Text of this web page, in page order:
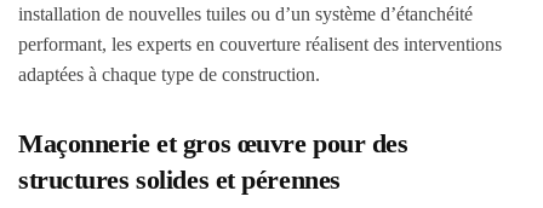
installation de nouvelles tuiles ou d’un système d’étanchéité
performant, les experts en couverture réalisent des interventions
adaptées à chaque type de construction.
Maçonnerie et gros œuvre pour des
structures solides et pérennes